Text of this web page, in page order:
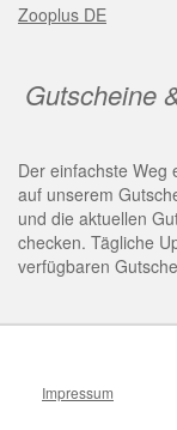
Zooplus DE
Gutscheine
Der einfachste Weg
auf unserem
und die aktuellen
checken. Tägliche
verfügbaren
Impressum